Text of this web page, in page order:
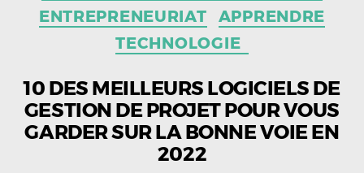
ENTREPRENEURIAT
APPRENDRE
TECHNOLOGIE
10 DES MEILLEURS LOGICIELS DE
GESTION DE PROJET POUR VOUS
GARDER SUR LA BONNE VOIE EN
2022